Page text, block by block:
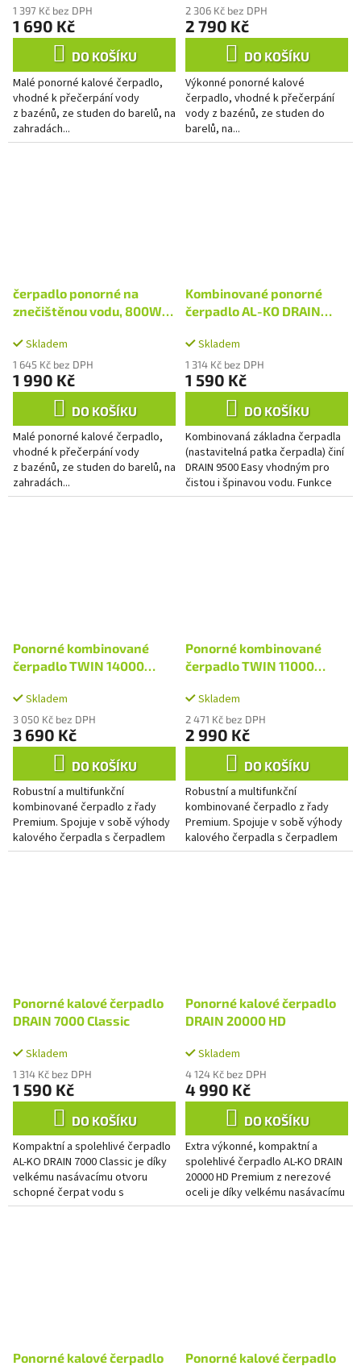
1 397 Kč bez DPH
1 690 Kč
DO KOŠÍKU
Malé ponorné kalové čerpadlo,
vhodné k přečerpání vody
z bazénů, ze studen do barelů, na
zahradách...
2 306 Kč bez DPH
2 790 Kč
DO KOŠÍKU
Výkonné ponorné kalové
čerpadlo, vhodné k přečerpání
vody z bazénů, ze studen do
barelů, na...
čerpadlo ponorné na
znečištěnou vodu, 800W,
Skladem
1 645 Kč bez DPH
1 990 Kč
DO KOŠÍKU
Malé ponorné kalové čerpadlo,
vhodné k přečerpání vody
z bazénů, ze studen do barelů, na
zahradách...
Kombinované ponorné
čerpadlo AL-KO DRAIN
Skladem
1 314 Kč bez DPH
1 590 Kč
DO KOŠÍKU
Kombinovaná základna čerpadla
(nastavitelná patka čerpadla) činí
DRAIN 9500 Easy vhodným pro
čistou i špinavou vodu. Funkce
špinavé vody se používá, když je
Ponorné kombinované
čerpadlo TWIN 14000
Skladem
3 050 Kč bez DPH
3 690 Kč
DO KOŠÍKU
Robustní a multifunkční
kombinované čerpadlo z řady
Premium. Spojuje v sobě výhody
kalového čerpadla s čerpadlem
na čistou vodu (s plošným
Ponorné kombinované
čerpadlo TWIN 11000
Skladem
2 471 Kč bez DPH
2 990 Kč
DO KOŠÍKU
Robustní a multifunkční
kombinované čerpadlo z řady
Premium. Spojuje v sobě výhody
kalového čerpadla s čerpadlem
na čistou vodu (s plošným
Ponorné kalové čerpadlo
DRAIN 7000 Classic
Skladem
1 314 Kč bez DPH
1 590 Kč
DO KOŠÍKU
Kompaktní a spolehlivé čerpadlo
AL-KO DRAIN 7000 Classic je díky
velkému nasávacímu otvoru
schopné čerpat vodu s
nečistotami až do velikosti 30
Ponorné kalové čerpadlo
DRAIN 20000 HD
Skladem
4 124 Kč bez DPH
4 990 Kč
DO KOŠÍKU
Extra výkonné, kompaktní a
spolehlivé čerpadlo AL-KO DRAIN
20000 HD Premium z nerezové
oceli je díky velkému nasávacímu
otvoru schopné čerpat vodu s
Ponorné kalové čerpadlo
Ponorné kalové čerpadlo